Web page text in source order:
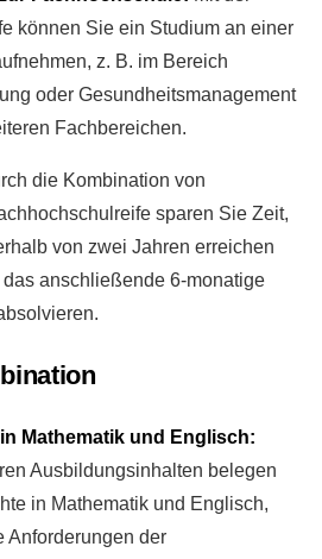
können Sie ein Studium an einer
z. B. im Bereich
oder Gesundheitsmanagement
Fachbereichen.
die Kombination von
sparen Sie Zeit,
von zwei Jahren erreichen
anschließende 6-monatige
Mathematik und Englisch:
Ausbildungsinhalten belegen
in Mathematik und Englisch,
Anforderungen der